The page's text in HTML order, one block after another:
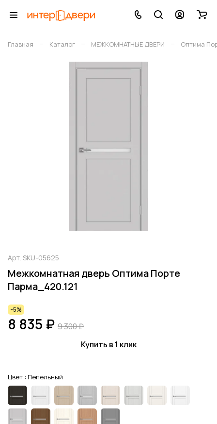
Главная – Каталог – МЕЖКОМНАТНЫЕ ДВЕРИ – Оптима
Арт. SKU-05625
Межкомнатная дверь Оптима Порте
Парма_420.121
-5%
8 835 ₽ 9 300 ₽
Купить в 1 клик
Цвет : Пепельный